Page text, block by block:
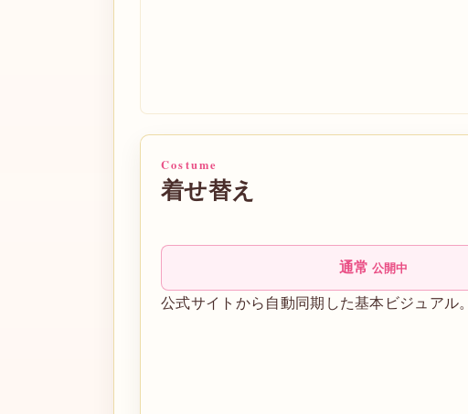
Costume
着せ替え
通常 公開中
公式サイトから自動同期した基本ビジュアル。